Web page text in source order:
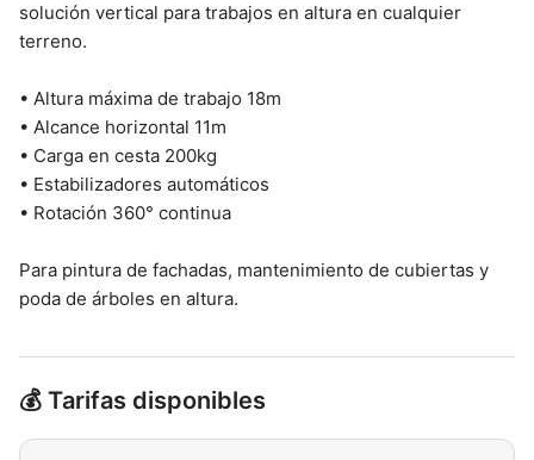
solución vertical para trabajos en altura en cualquier
terreno.
• Altura máxima de trabajo 18m
• Alcance horizontal 11m
• Carga en cesta 200kg
• Estabilizadores automáticos
• Rotación 360° continua
Para pintura de fachadas, mantenimiento de cubiertas y
poda de árboles en altura.
💰 Tarifas disponibles